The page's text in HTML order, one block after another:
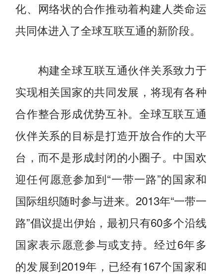
化、网络状的合作推动着构建人类命运
共同体进入了全球互联互通的新阶段。
构建全球互联互通伙伴关系致力于
实现相关国家的共同发展，将现有各种
合作整合形成优势互补。全球互联互通
伙伴关系的目标是打造开放合作的大平
台，而不是形成封闭的小圈子。中国欢
迎任何愿意参加到“一带一路”的国家和
国际组织随时参与进来。2013年“一带一
路”倡议提出伊始，最初只有60多个沿线
国家表示愿意参与或支持。经过6年多
的发展到2019年，已经有167个国家和